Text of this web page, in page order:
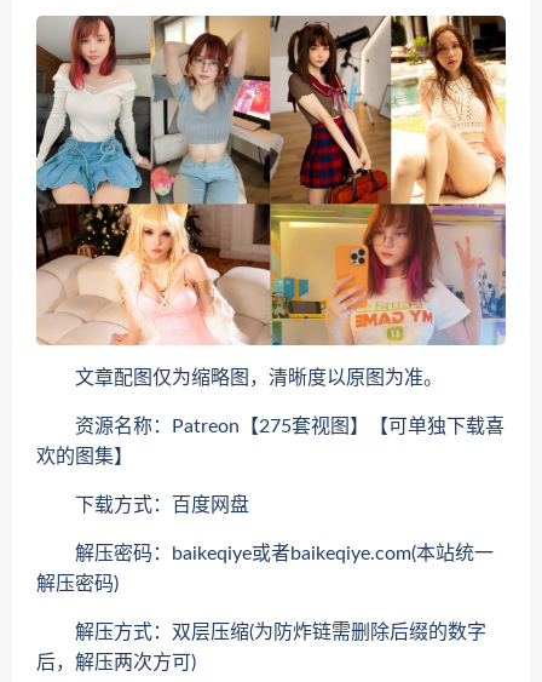
文章配图仅为缩略图，清晰度以原图为准。
资源名称：Patreon【275套视图】【可单独下载喜
欢的图集】
下载方式：百度网盘
解压密码：baikeqiye或者baikeqiye.com(本站统一
解压密码)
解压方式：双层压缩(为防炸链需删除后缀的数字
后，解压两次方可)